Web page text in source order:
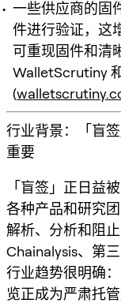
一些供应商的固
件进行验证，这
可重现固件和清
WalletScrutiny
(
行业背景：「盲
重要
「盲签」正日益
各种产品和研究
解析、分析和阻
Chainalysis、第
行业趋势很明确
览正成为严肃托